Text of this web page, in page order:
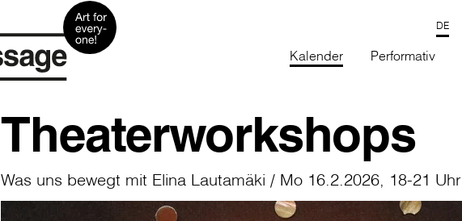
Kalender Performativ
Theaterworkshops
Was uns bewegt mit Elina Lautamäki / Mo 16.2.2026, 18-21 Uhr